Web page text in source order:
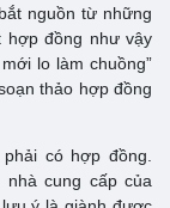
nguồn từ những
hợp đồng như vậy
lo làm chuồng”
thảo hợp đồng
có hợp đồng.
cung cấp của